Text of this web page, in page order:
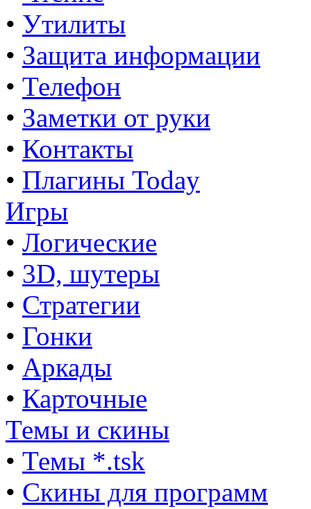
• Утилиты
• Защита информации
• Телефон
• Заметки от руки
• Контакты
• Плагины Today
Игры
• Логические
• 3D, шутеры
• Стратегии
• Гонки
• Аркады
• Карточные
Темы и скины
• Темы *.tsk
• Скины для программ